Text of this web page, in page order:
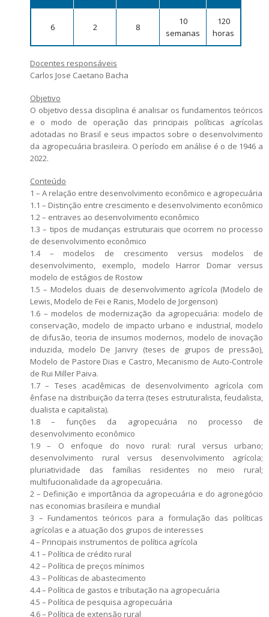
Candidatos estrangeiros
Inscrições recebidas
Arguições
6 2 8
10
semanas
120
horas
Docentes responsáveis
Carlos Jose Caetano Bacha
Objetivo
O objetivo dessa disciplina é analisar os fundamentos teóricos
e o modo de operação das principais políticas agrícolas
adotadas no Brasil e seus impactos sobre o desenvolvimento
da agropecuária brasileira. O período em análise é o de 1946 a
2022.
Conteúdo
1 – A relação entre desenvolvimento econômico e agropecuária
1.1 – Distinção entre crescimento e desenvolvimento econômico
1.2 – entraves ao desenvolvimento econômico
1.3 – tipos de mudanças estruturais que ocorrem no processo
de desenvolvimento econômico
1.4 – modelos de crescimento versus modelos de
desenvolvimento, exemplo, modelo Harror Domar versus
modelo de estágios de Rostow
1.5 – Modelos duais de desenvolvimento agrícola (Modelo de
Lewis, Modelo de Fei e Ranis, Modelo de Jorgenson)
1.6 – modelos de modernização da agropecuária: modelo de
conservação, modelo de impacto urbano e industrial, modelo
de difusão, teoria de insumos modernos, modelo de inovação
induzida, modelo De Janvry (teses de grupos de pressão),
Modelo de Pastore Dias e Castro, Mecanismo de Auto-Controle
de Rui Miller Paiva.
1.7 – Teses acadêmicas de desenvolvimento agrícola com
ênfase na distribuição da terra (teses estruturalista, feudalista,
dualista e capitalista).
1.8 – funções da agropecuária no processo de
desenvolvimento econômico
1.9 – O enfoque do novo rural: rural versus urbano;
desenvolvimento rural versus desenvolvimento agrícola;
pluriatividade das famílias residentes no meio rural;
multifucionalidade da agropecuária.
2 – Definição e importância da agropecuária e do agronegócio
nas economias brasileira e mundial
3 – Fundamentos teóricos para a formulação das políticas
agrícolas e a atuação dos grupos de interesses
4 – Principais instrumentos de política agrícola
4.1 – Política de crédito rural
4.2 – Política de preços mínimos
4.3 – Políticas de abastecimento
4.4 – Política de gastos e tributação na agropecuária
4.5 – Política de pesquisa agropecuária
4.6 – Política de extensão rural